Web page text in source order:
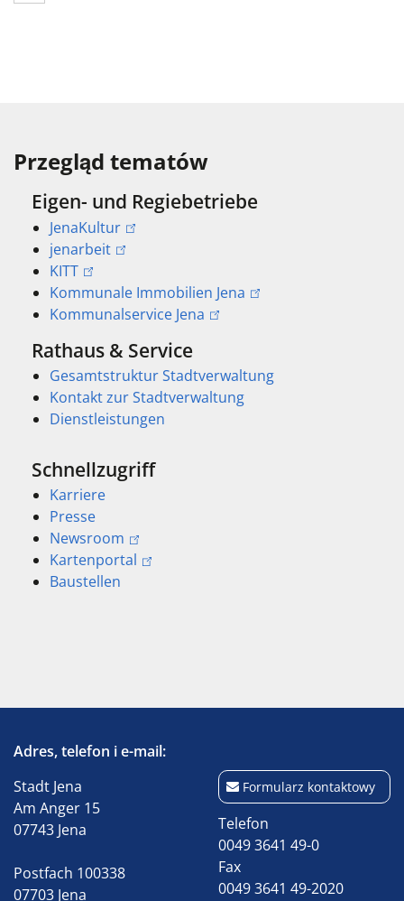
Przegląd tematów
Eigen- und Regiebetriebe
JenaKultur
jenarbeit
KITT
Kommunale Immobilien Jena
Kommunalservice Jena
Rathaus & Service
Gesamtstruktur Stadtverwaltung
Kontakt zur Stadtverwaltung
Dienstleistungen
Schnellzugriff
Karriere
Presse
Newsroom
Kartenportal
Baustellen
Adres, telefon i e-mail:
Stadt Jena
Am Anger 15
07743 Jena
Postfach 100338
07703 Jena
Formularz kontaktowy
Telefon
0049 3641 49-0
Fax
0049 3641 49-2020